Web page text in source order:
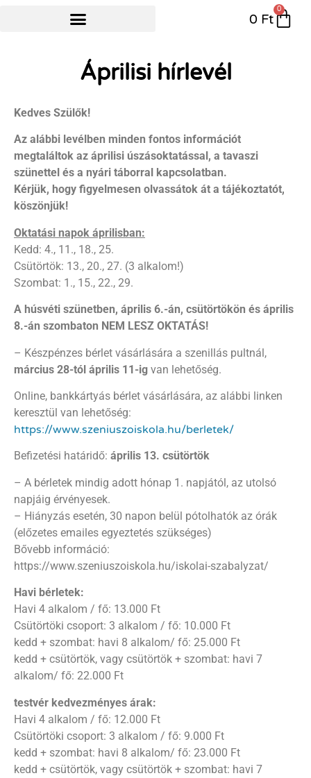
0 Ft
0
Áprilisi hírlevél
Kedves Szülők!
Az alábbi levélben minden fontos információt
megtaláltok az áprilisi úszásoktatással, a tavaszi
szünettel és a nyári táborral kapcsolatban.
Kérjük, hogy figyelmesen olvassátok át a tájékoztatót,
köszönjük!
Oktatási napok áprilisban:
Kedd: 4., 11., 18., 25.
Csütörtök: 13., 20., 27. (3 alkalom!)
Szombat: 1., 15., 22., 29.
A húsvéti szünetben, április 6.-án, csütörtökön és április
8.-án szombaton NEM LESZ OKTATÁS!
– Készpénzes bérlet vásárlására a szenillás pultnál,
március 28-tól április 11-ig van lehetőség.
Online, bankkártyás bérlet vásárlására, az alábbi linken
keresztül van lehetőség:
https://www.szeniuszoiskola.hu/berletek/
Befizetési határidő: április 13. csütörtök
– A bérletek mindig adott hónap 1. napjától, az utolsó
napjáig érvényesek.
– Hiányzás esetén, 30 napon belül pótolhatók az órák
(előzetes emailes egyeztetés szükséges)
Bővebb információ:
https://www.szeniuszoiskola.hu/iskolai-szabalyzat/
Havi bérletek:
Havi 4 alkalom / fő: 13.000 Ft
Csütörtöki csoport: 3 alkalom / fő: 10.000 Ft
kedd + szombat: havi 8 alkalom/ fő: 25.000 Ft
kedd + csütörtök, vagy csütörtök + szombat: havi 7
alkalom/ fő: 22.000 Ft
testvér kedvezményes árak:
Havi 4 alkalom / fő: 12.000 Ft
Csütörtöki csoport: 3 alkalom / fő: 9.000 Ft
kedd + szombat: havi 8 alkalom/ fő: 23.000 Ft
kedd + csütörtök, vagy csütörtök + szombat: havi 7